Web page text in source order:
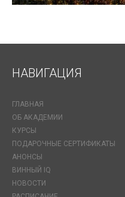
НАВИГАЦИЯ
ГЛАВНАЯ
ОБ АКАДЕМИИ
КУРСЫ
ПОДАРОЧНЫЕ СЕРТИФИКАТЫ
АНОНСЫ
ВИННЫЙ IQ
НОВОСТИ